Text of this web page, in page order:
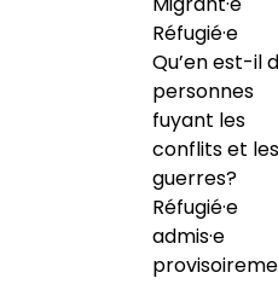
Réfugié·e
Qu’en est-il
personnes
fuyant les
conflits et les
guerres?
Réfugié·e
admis·e